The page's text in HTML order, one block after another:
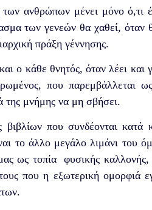
ανθρώπων μένει μόνο ό,τι
των γενεών θα χαθεί, όταν
πράξη γέννησης.
ο κάθε θνητός, όταν λέει και
που παρεμβάλλεται
της μνήμης να μη σβήσει.
που συνδέονται
το άλλο μεγάλο λιμάνι του
ως τοπία φυσικής καλλονής,
που η εξωτερική ομορφιά